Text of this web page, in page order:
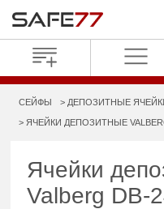
СЕЙФЫ ДЕПОЗИТНЫЕ
ЯЧЕЙКИ ДЕПОЗИТНЫЕ
Ячейки
Valberg DB-